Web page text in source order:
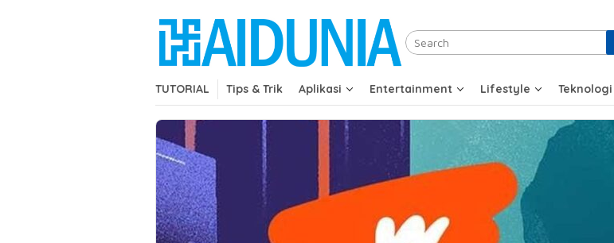
TUTORIAL Tips & Trik Aplikasi Entertainment Lifestyle Teknologi